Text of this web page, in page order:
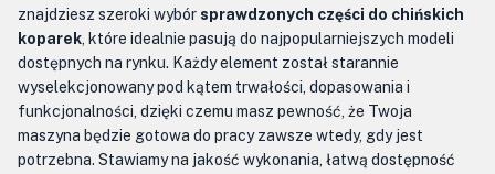
znajdziesz szeroki wybór sprawdzonych części do chińskich
koparek , które idealnie pasują do najpopularniejszych modeli
dostępnych na rynku. Każdy element został starannie
wyselekcjonowany pod kątem trwałości, dopasowania i
funkcjonalności, dzięki czemu masz pewność, że Twoja
maszyna będzie gotowa do pracy zawsze wtedy, gdy jest
potrzebna. Stawiamy na jakość wykonania, łatwą dostępność